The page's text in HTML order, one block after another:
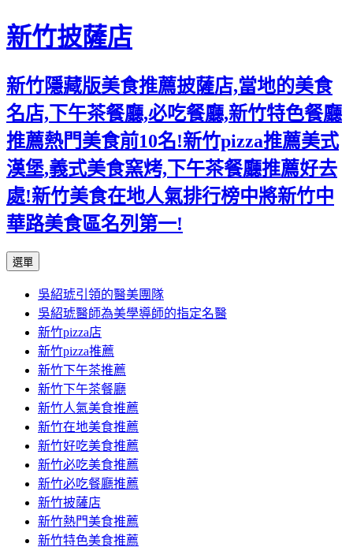
新竹披薩店
新竹隱藏版美食推薦披薩店,當地的美食
名店,下午茶餐廳,必吃餐廳,新竹特色餐廳
推薦熱門美食前10名!新竹pizza推薦美式
漢堡,義式美食窯烤,下午茶餐廳推薦好去
處!新竹美食在地人氣排行榜中將新竹中
華路美食區名列第一!
選單
主
要
內
容
吳紹琥引領的醫美團隊
吳紹琥醫師為美學導師的指定名醫
新竹pizza店
新竹pizza推薦
新竹下午茶推薦
新竹下午茶餐廳
新竹人氣美食推薦
新竹在地美食推薦
新竹好吃美食推薦
新竹必吃美食推薦
新竹必吃餐廳推薦
新竹披薩店
新竹熱門美食推薦
新竹特色美食推薦